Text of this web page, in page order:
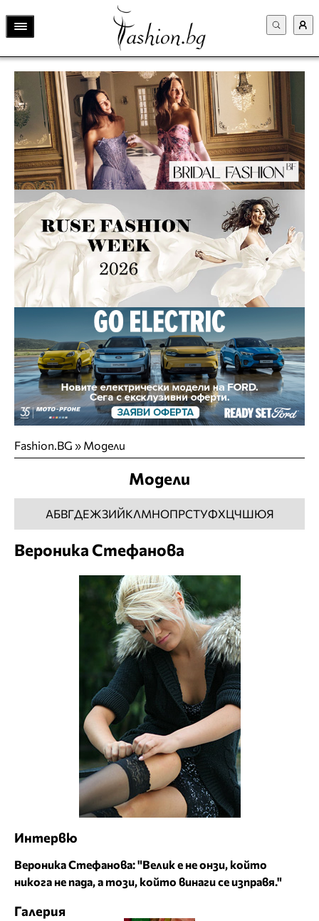
Fashion.BG » Модели
Модели
АБВГДЕЖЗИЙКЛМНОПРСТУФХЦЧШЮЯ
Вероника Стефанова
Интервю
Вероника Стефанова: "Велик е не онзи, който
никога не пада, а този, който винаги се изправя."
Галерия